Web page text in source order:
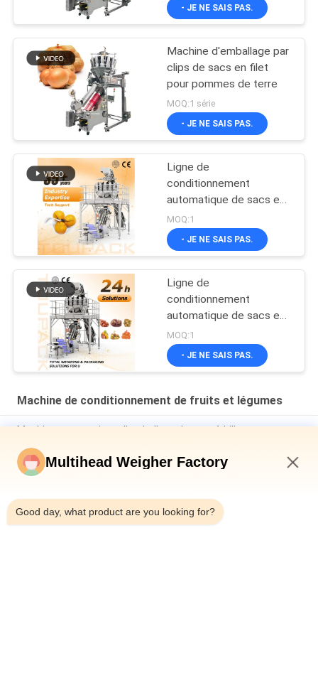
- JE NE SAIS PAS.
Machine d'emballage par
clips de sacs en filet
pour pommes de terre
MOQ:1 série
- JE NE SAIS PAS.
Ligne de
conditionnement
automatique de sacs en
filet pour fruits et
légumes, machine de
remplissage et de
avec peseuse
associative
MOQ:1
- JE NE SAIS PAS.
Ligne de
conditionnement
automatique de sacs en
filet pour fruits et
légumes, machine de
remplissage et de
avec peseuse
MOQ:1
- JE NE SAIS PAS.
Machine de conditionnement de fruits et légumes
Machine automatique d'emballage de sacs à billes pour
chocolat
Machine d'emballage de fruits et légumes de 5 kg Castanea
Multihead Weigher Factory
Good day, what product are you looking for?